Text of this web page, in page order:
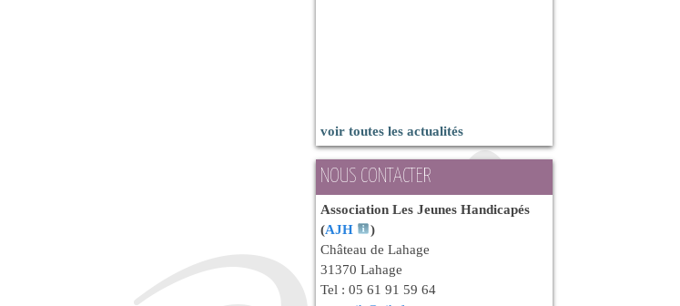
voir toutes les actualités
NOUS CONTACTER
Association Les Jeunes Handicapés
(AJH
)
Château de Lahage
31370 Lahage
Tel : 05 61 91 59 64